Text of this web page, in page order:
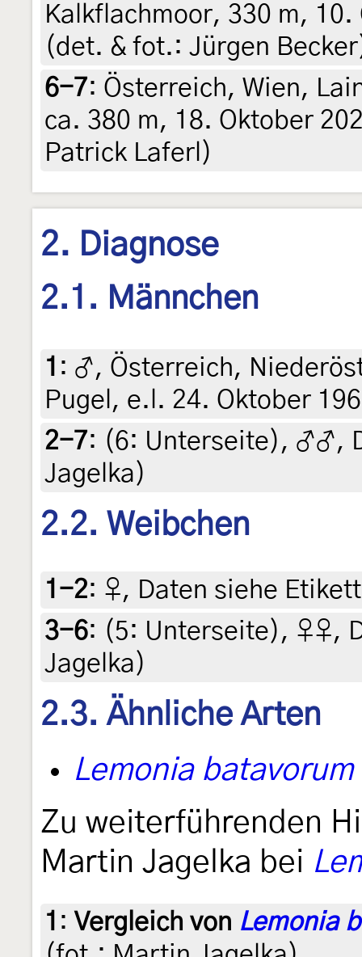
Kalkflachmoor, 330 m,
(det. & fot.: Jürgen
6-7: Österreich, Wien,
ca. 380 m, 18. Oktober
Patrick Laferl)
2. Diagnose
2.1. Männchen
1 : ♂, Österreich,
Pugel, e.l. 24. Oktober
2-7: (6: Unterseite), ♂♂,
Jagelka)
2.2. Weibchen
1-2: ♀, Daten siehe
3-6: (5: Unterseite), ♀♀,
Jagelka)
2.3. Ähnliche Arten
Lemonia batavorum
Zu weiterführenden
Martin Jagelka bei
1 : Vergleich von Lemonia